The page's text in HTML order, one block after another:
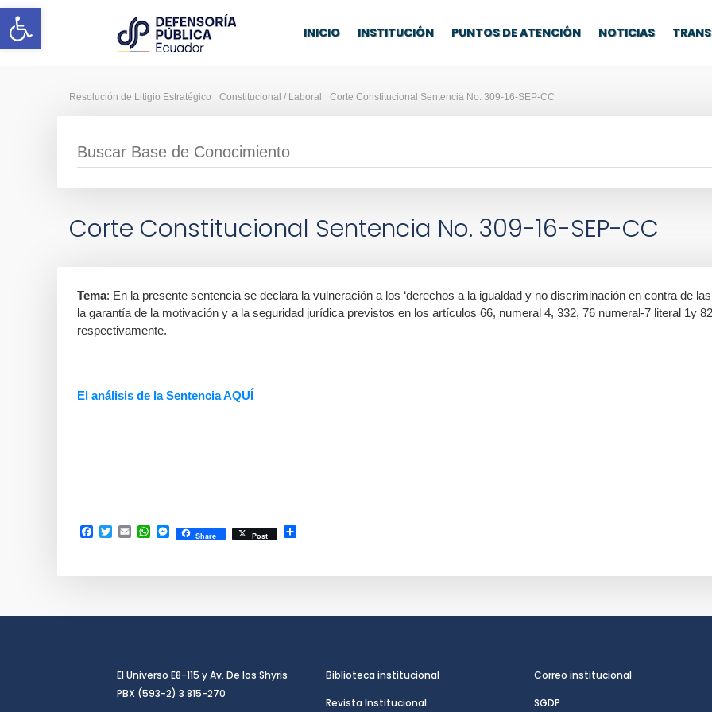
Abrir barra de herramientas INICIO INSTITUCIÓN PUNTOS DE ATENCIÓN NOTICIAS
Resolución de Litigio Estratégico Constitucional / Laboral Corte Constitucional Sentencia No. 309-16-SEP-CC
Corte Constitucional Sentencia No. 309-16-SEP-CC
Tema: En la presente sentencia se declara la vulneración a los ‘derechos a la igualdad y no discriminación en contra de
la garantía de la motivación y a la seguridad jurídica previstos en los artículos 66, numeral 4, 332, 76 numeral-7 literal 1y
respectivamente.
El análisis de la Sentencia AQUÍ
Facebook
TwitterEmailWhatsApp
Messenger
Share Post
El Universo E8-115 y Av. De los Shyris
PBX (593-2) 3 815-270
Biblioteca institucional
Revista Institucional
Correo institucional
SGDP